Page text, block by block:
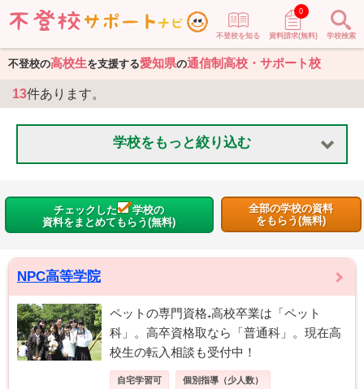
不登校を知る 資料請求(無料)
0
学校検索
不登校の高校生を支援する愛知県の通信制高校・サポート校
13件あります。
学校をもっと絞り込む
チェックした
学校の
資料をまとめてもらう(無料)
全部の学校の資料
をもらう(無料)
NPC高等学院
ペットの専門資格₊高校卒業は「ペット
科」。高卒資格取なら「普通科」。現在高
校生の転入相談も受付中！
自宅学習可 個別指導（少人数）